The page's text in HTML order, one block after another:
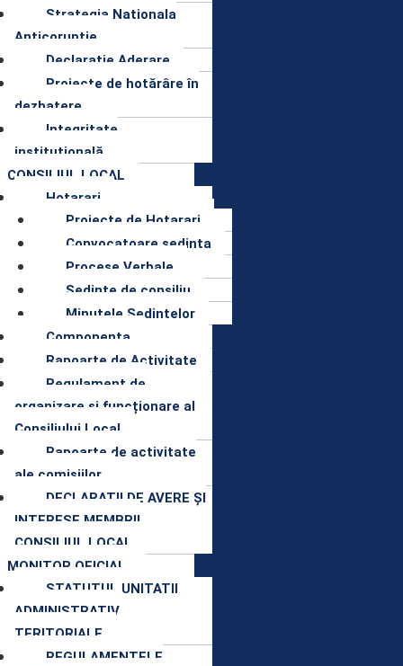
Strategia Nationala
Anticoruptie
Declaratie Aderare
Proiecte de hotărâre în
dezbatere
Integritate
instituțională
CONSILIUL LOCAL
Hotarari
Proiecte de Hotarari
Convocatoare sedinta
Procese Verbale
Sedinte de consiliu
Minutele Sedintelor
Componenta
Rapoarte de Activitate
Regulament de
organizare și funcționare al
Consiliului Local
Rapoarte de activitate
ale comisiilor
DECLARAȚII DE AVERE ȘI
INTERESE MEMBRII
CONSILIUL LOCAL
MONITOR OFICIAL
STATUTUL UNITATII
ADMINISTRATIV
TERITORIALE
REGULAMENTELE